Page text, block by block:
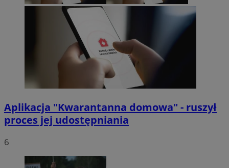
Aplikacja "Kwarantanna domowa" - ruszył
proces jej udostępniania
6